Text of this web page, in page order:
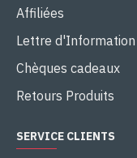
Affiliées
Lettre d'Information
Chèques cadeaux
Retours Produits
SERVICE CLIENTS